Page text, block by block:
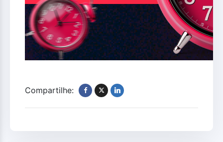
Compartilhe: